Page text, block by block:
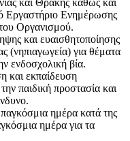
Ενημέρωσης
Οργανισμού.
και ευαισθητοποίησης
(νηπιαγωγεία) για θέματα
ενδοσχολική βία.
και εκπαίδευση
παιδική προστασία και
ημέρα κατά της
ημέρα για τα